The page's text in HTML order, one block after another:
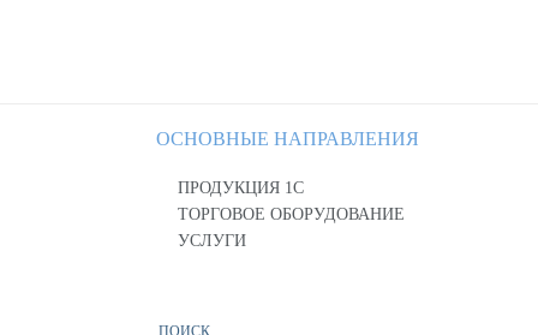
ОСНОВНЫЕ НАПРАВЛЕНИЯ
ПРОДУКЦИЯ 1С
ТОРГОВОЕ ОБОРУДОВАНИЕ
УСЛУГИ